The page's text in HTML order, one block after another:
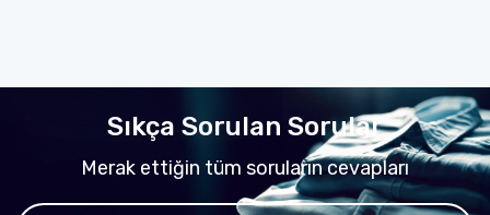
Sıkça Sorulan Sorular
Merak ettiğin tüm soruların cevapları